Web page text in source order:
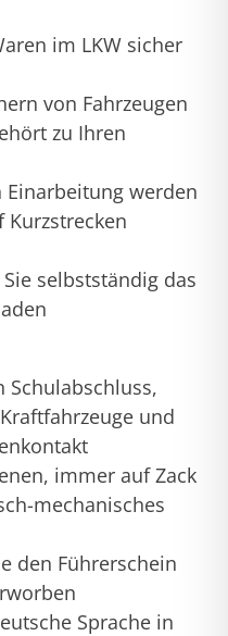
im LKW sicher
von Fahrzeugen
zu Ihren
werden
Kurzstrecken
selbstständig das
Schulabschluss,
und
immer auf Zack
mechanisches
den Führerschein
Sprache in